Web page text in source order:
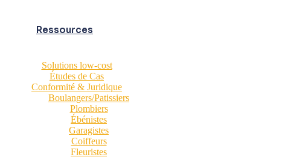
Ressources
Solutions low-cost
Études de Cas
Conformité & Juridique
Boulangers/Patissiers
Plombiers
Ébénistes
Garagistes
Coiffeurs
Fleuristes